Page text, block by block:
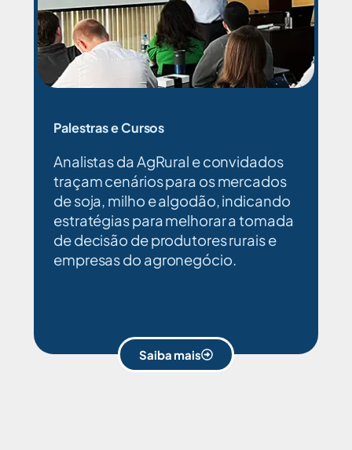
Palestras e Cursos
Analistas da AgRural e convidados
traçam cenários para os mercados
de soja, milho e algodão, indicando
estratégias para melhorar a tomada
de decisão de produtores rurais e
empresas do agronegócio.
Saiba mais